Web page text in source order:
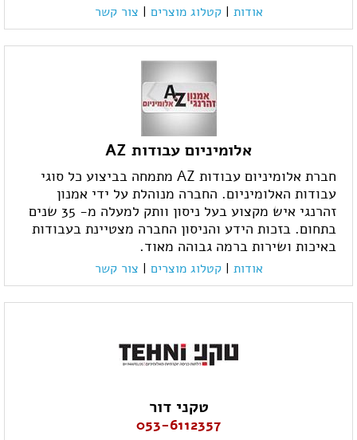
אודות | קטלוג מוצרים | צור קשר
אלומיניום עבודות AZ
חברת אלומיניום עבודות AZ מתמחה בביצוע כל סוגי
עבודות האלומיניום. החברה מנוהלת על ידי אמנון
זהרנגי איש מקצוע בעל ניסון וותק למעלה מ- 35 שנים
בתחום. בזכות הידע והניסון החברה מצטיינת בעבודות
באיכות ושירות ברמה גבוהה מאוד.
אודות | קטלוג מוצרים | צור קשר
טקני דור
053-6112357